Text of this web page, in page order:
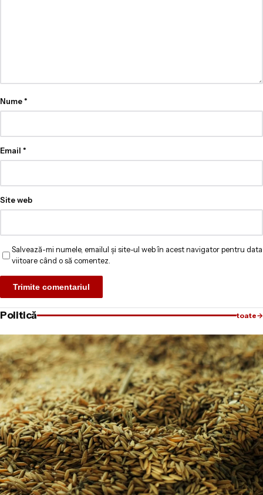
Nume*
Email *
Site web
Salvează-mi numele, emailul și site-ul web în acest navigator pentru data
viitoare când o să comentez.
Politică toate→